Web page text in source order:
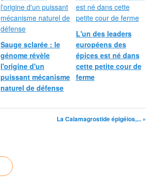
Sauge sclarée : le
génome révèle
l'origine d'un
puissant mécanisme
naturel de défense
L'un des leaders
européens des
épices est né dans
cette petite cour de
ferme
La Calamagrostide épigéios,... »